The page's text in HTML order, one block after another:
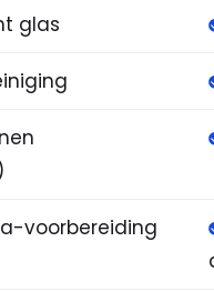
glas
voorbereiding